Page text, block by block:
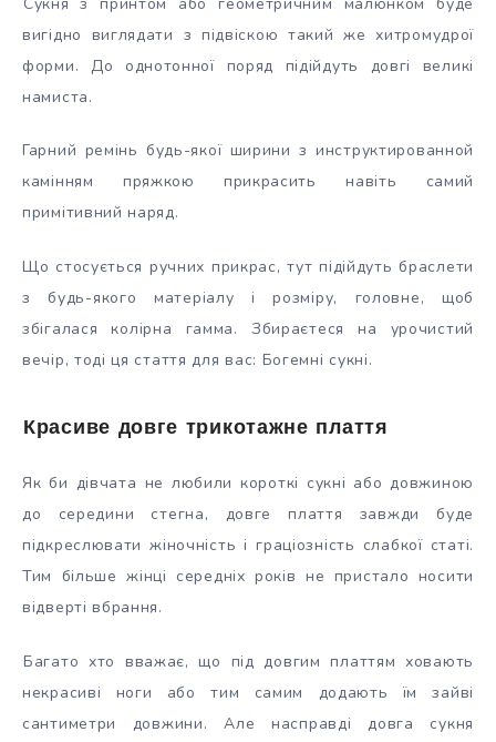
вигідно виглядати з підвіскою такий же хитромудрої
форми. До однотонної поряд підійдуть довгі великі
намиста.
Гарний ремінь будь-якої ширини з инструктированной
камінням пряжкою прикрасить навіть самий
примітивний наряд.
Що стосується ручних прикрас, тут підійдуть браслети
з будь-якого матеріалу і розміру, головне, щоб
збігалася колірна гамма. Збираєтеся на урочистий
вечір, тоді ця стаття для вас: Богемні сукні.
Красиве довге трикотажне плаття
Як би дівчата не любили короткі сукні або довжиною
до середини стегна, довге плаття завжди буде
підкреслювати жіночність і граціозність слабкої статі.
Тим більше жінці середніх років не пристало носити
відверті вбрання.
Багато хто вважає, що під довгим платтям ховають
некрасиві ноги або тим самим додають їм зайві
сантиметри довжини. Але насправді довга сукня